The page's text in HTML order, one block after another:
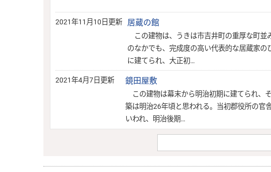
2021年11月10日更新 居蔵の館
この建物は、うきは市吉井町の重厚な町並
のなかでも、完成度の高い代表的な居蔵家の
に建てられ、大正初…
2021年4月7日更新 鏡田屋敷
この建物は幕末から明治初期に建てられ、
築は明治26年頃と思われる。当初郡役所の官
いわれ、明治後期…